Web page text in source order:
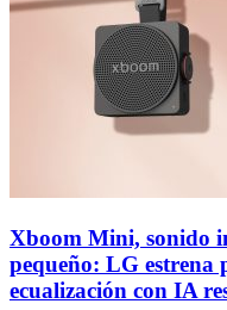
Xboom Mini, sonido
pequeño: LG estrena
ecualización con IA